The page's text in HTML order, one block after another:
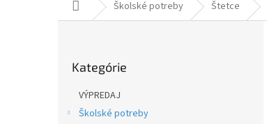
DomovŠkolské potreby Štetce
kategórie
Kategórie
VÝPREDAJ
Školské potreby